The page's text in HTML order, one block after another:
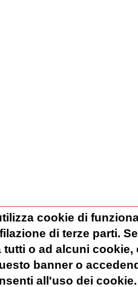
cookie di
di terze parti.
tutti o ad alcuni
banner o
all'uso dei cookie.